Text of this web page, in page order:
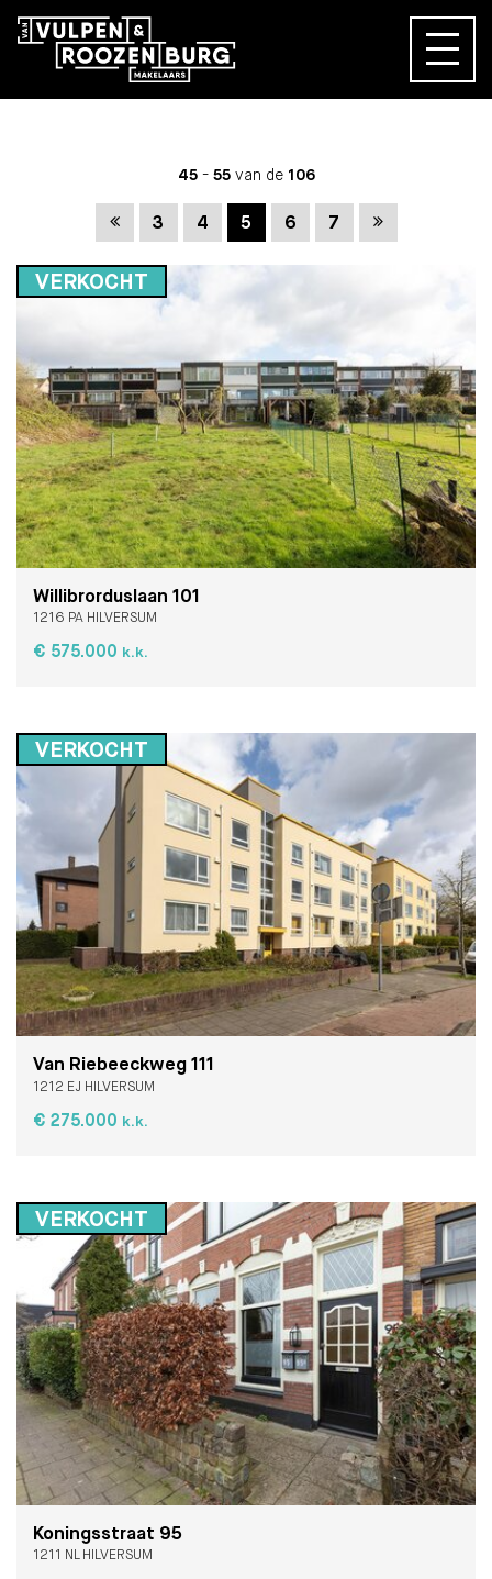
45- 55van de 106
Vorige
3 4 5 6 7 Volgende
VERKOCHT
Willibrorduslaan 101
1216 PA HILVERSUM
€ 575.000 k.k.
VERKOCHT
Van Riebeeckweg 111
1212 EJ HILVERSUM
€ 275.000 k.k.
VERKOCHT
Koningsstraat 95
1211 NL HILVERSUM